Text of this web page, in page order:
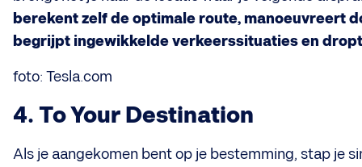
berekent zelf de optimale route, manoeuvreert
begrijpt ingewikkelde verkeerssituaties en
foto: Tesla.com
4. To Your Destination
Als je aangekomen bent op je bestemming, stap je